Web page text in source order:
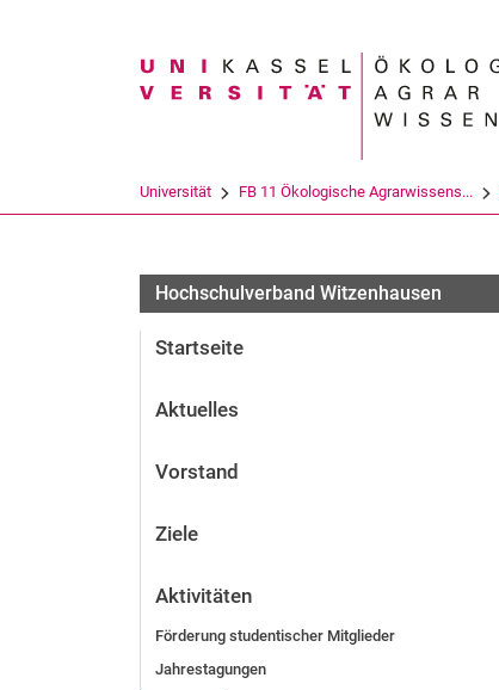
Suchbegriff
Universität FB 11 Ökologische Agrarwissens...
Hochschulverband Witzenhausen
Startseite
Aktuelles
Vorstand
Ziele
Aktivitäten
Förderung studentischer Mitglieder
Jahrestagungen